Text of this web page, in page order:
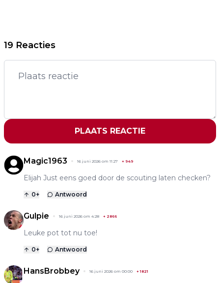
19 Reacties
PLAATS REACTIE
Magic1963 16 juni 2026 om 11:27 + 949
Elijah Just eens goed door de scouting laten checken?
0+ Antwoord
Gulpie 16 juni 2026 om 4:28 + 2866
Leuke pot tot nu toe!
0+ Antwoord
HansBrobbey 16 juni 2026 om 00:00 +1821